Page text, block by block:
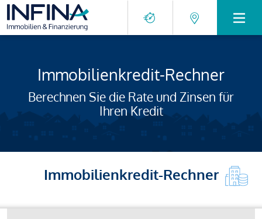
Immobilienkredit-Rechner
Berechnen Sie die Rate und Zinsen für
Ihren Kredit
Immobilienkredit-Rechner